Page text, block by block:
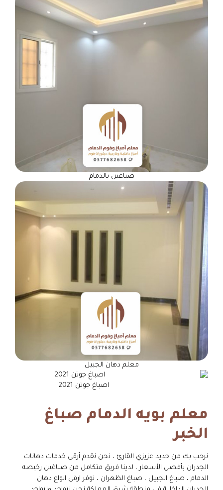
صباغين بالدمام
معلم دهان الجبيل
اصباغ جوتن 2021
معلم بويه الدمام صباغ
الخبر
نرحب بك من جديد عزيزي القارئ ، نحن نقدم أرقى خدمات دهانات
الجدران بأفضل الأسعار ، لدينا فريق متكامل من صباغين رخيصه
الدمام ، صباغ الجبيل ، صباغ الظهران ، نوفر ارقى انواع دهان